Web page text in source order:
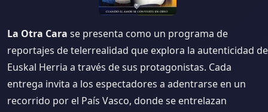
La Otra Cara se presenta como un programa de
reportajes de telerrealidad que explora la autenticidad de
Euskal Herria a través de sus protagonistas. Cada
entrega invita a los espectadores a adentrarse en un
recorrido por el País Vasco, donde se entrelazan